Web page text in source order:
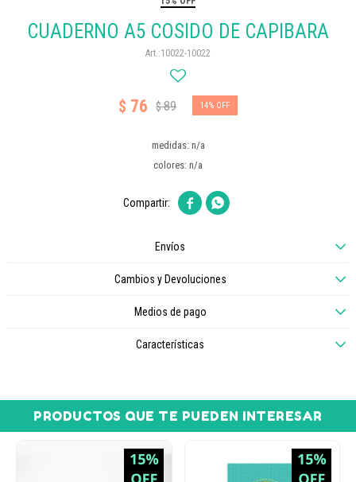
CUADERNO A5 COSIDO DE CAPIBARA
10022-10022
$ 76 $89 14
medidas: n/a
colores: n/a
 
Envíos
Cambios y Devoluciones
Medios de pago
Características
PRODUCTOS QUE TE PUEDEN INTERESAR